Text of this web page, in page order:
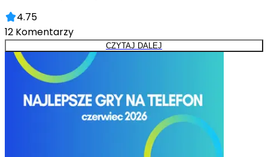
4.75
12 Komentarzy
CZYTAJ DALEJ